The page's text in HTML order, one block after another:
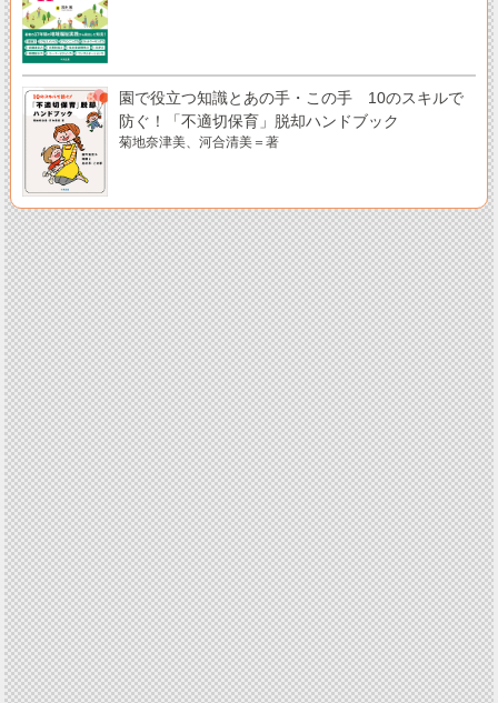
園で役立つ知識とあの手・この手 10のスキルで
防ぐ！「不適切保育」脱却ハンドブック
菊地奈津美、河合清美＝著